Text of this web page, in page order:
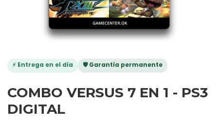
⚡ Entrega en el día 🛡️ Garantía permanente
COMBO VERSUS 7 EN 1 - PS3
DIGITAL